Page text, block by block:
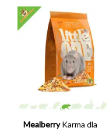
Mealberry Karma dla